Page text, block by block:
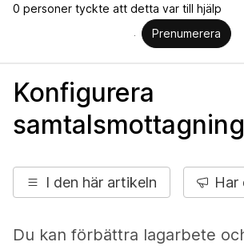
0 personer tyckte att detta var till hjälp
Prenumerera
Konfigurera
I den här artikeln Har
Du kan förbättra lagarbete